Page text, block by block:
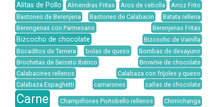
Alitas de Pollo Almendras Fritas Aros de cebolla
Arroz Frito
Bastones de Berenjena
Bastones de Calabacin
Batata rellena
Berengenas con Parmesano
Berenjenas Fritas
Bizcocho de chocolate
Bizcocho de Vainilla
Bocaditos de Ternera
bolas de queso
Bombas de desayuno
Brochetas de Secreto Ibérico
Brownie de chocolate
Calabacines rellenos
Calabaza con frijoles y queso
Calabaza Espaghetti
camarones cañas de chocolate
Carne Champiñones Portobello rellenos
Chimichanga